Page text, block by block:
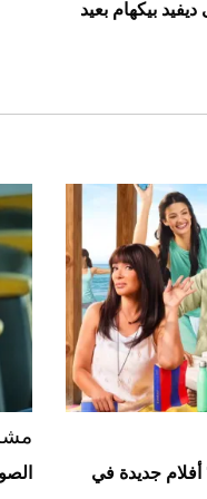
بيكهام بعيد
أبرزها أعمال كوميدية ورعب.. 7 أفلام جديدة في